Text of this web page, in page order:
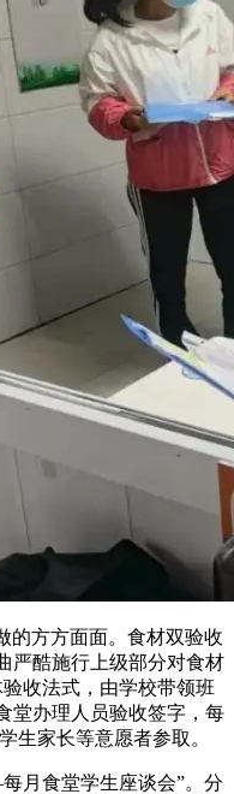
方方面面。食材双验收
严酷施行上级部分对食材
收法式，由学校带领班
堂办理人员验收签字，每
生家长等意愿者参取。
食堂学生座谈会”。分